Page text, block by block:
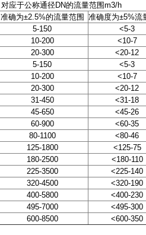
对应于公称通径DN的流量范围m3/h
准确为±2.5%的流量范围 准确度为±5%流
5-150
<5-3
10-200
<10-7
20-300
<20-12
5-150
<5-3
10-200
<10-7
20-300
<20-12
31-450
<31-18
45-650
<45-26
60-900
<60-35
80-1100
<80-46
125-1800
<125-75
180-2500
<180-110
225-3500
<225-140
320-4500
<320-190
400-5800
<400-230
495-7000
<495-300
600-8500
<600-350